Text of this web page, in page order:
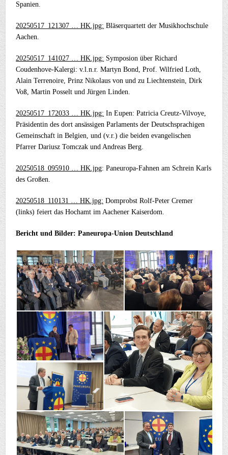
Spanien.
20250517_121307 … HK.jpg: Bläserquartett der Musikhochschule
Aachen.
20250517_141027 … HK.jpg: Symposion über Richard
Coudenhove-Kalergi: v.l.n.r. Martyn Bond, Prof. Wilfried Loth,
Alain Terrenoire, Prinz Nikolaus von und zu Liechtenstein, Dirk
Voß, Martin Posselt und Jürgen Linden.
20250517_172033 … HK.jpg: In Eupen: Patricia Creutz-Vilvoye,
Präsidentin des dort ansässigen Parlaments der Deutschsprachigen
Gemeinschaft in Belgien, und (v.r.) die beiden evangelischen
Pfarrer Dariusz Tomczak und Andreas Berg.
20250518_095910 … HK.jpg: Paneuropa-Fahnen am Schrein Karls
des Großen.
20250518_110131 … HK.jpg: Domprobst Rolf-Peter Cremer
(links) feiert das Hochamt im Aachener Kaiserdom.
Bericht und Bilder: Paneuropa-Union Deutschland